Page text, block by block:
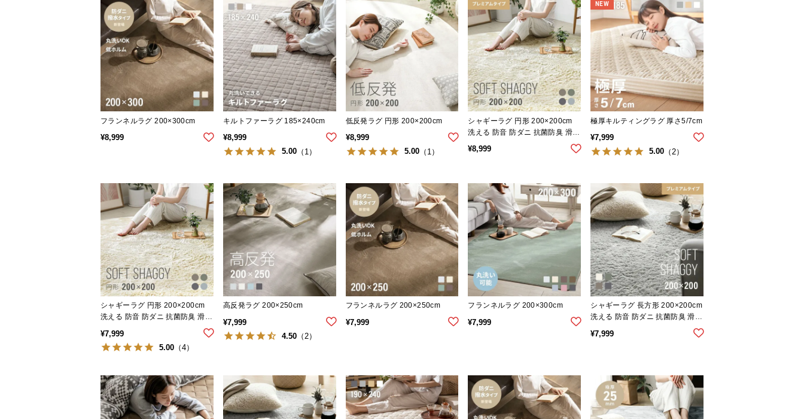
フランネルラグ 200×300cm
¥8,999
キルトファーラグ 185×240cm
¥8,999
5.00（1）
低反発ラグ 円形 200×200cm
¥8,999
5.00（1）
シャギーラグ 円形 200×200cm
洗える 防音 防ダニ 抗菌防臭 滑り
¥8,999
極厚キルティングラグ 厚さ5/7cm
¥7,999
5.00 （2）
NEW
シャギーラグ 円形 200×200cm
洗える 防音 防ダニ 抗菌防臭 滑り
¥7,999
5.00 （4）
高反発ラグ 200×250cm
¥7,999
4.50（2）
フランネルラグ 200×250cm
¥7,999
フランネルラグ 200×300cm
¥7,999
シャギーラグ 長方形 200×200cm
洗える 防音 防ダニ 抗菌防臭 滑り
¥7,999